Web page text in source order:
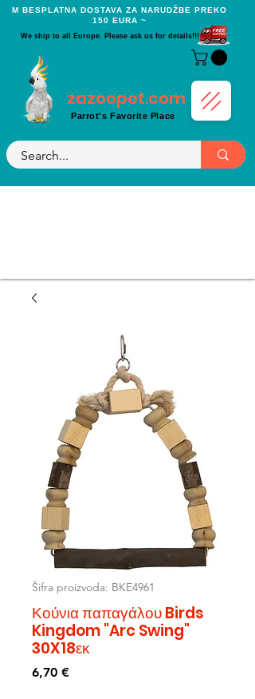
Μ BESPLATNA DOSTAVA ZA NARUDŽBE PREKO
150 EURA ~
We ship to all Europe. Please ask us for details!!!
zazoopet.com
Parrot's Favorite Place
Šifra proizvoda: BKE4961
Κούνια παπαγάλου Birds
Kingdom "Arc Swing"
30X18εκ
6,70 €Cijena